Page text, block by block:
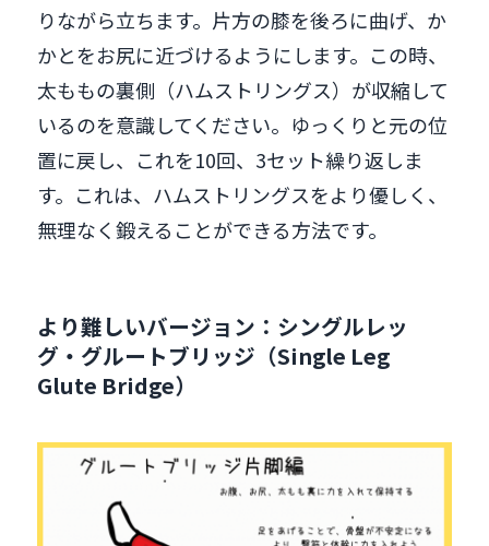
りながら立ちます。片方の膝を後ろに曲げ、か
かとをお尻に近づけるようにします。この時、
太ももの裏側（ハムストリングス）が収縮して
いるのを意識してください。ゆっくりと元の位
置に戻し、これを10回、3セット繰り返しま
す。これは、ハムストリングスをより優しく、
無理なく鍛えることができる方法です。
より難しいバージョン：シングルレッ
グ・グルートブリッジ（Single Leg
Glute Bridge）